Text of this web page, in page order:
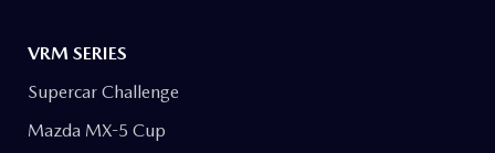
VRM SERIES
Supercar Challenge
Mazda MX-5 Cup